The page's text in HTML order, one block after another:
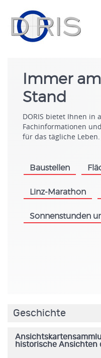
Immer
Stand
DORIS bietet Ihnen in
Fachinformationen
für das tägliche Leben.
Baustellen
Linz-Marathon
Sonnenstunden
Geschichte
historische Ansichten